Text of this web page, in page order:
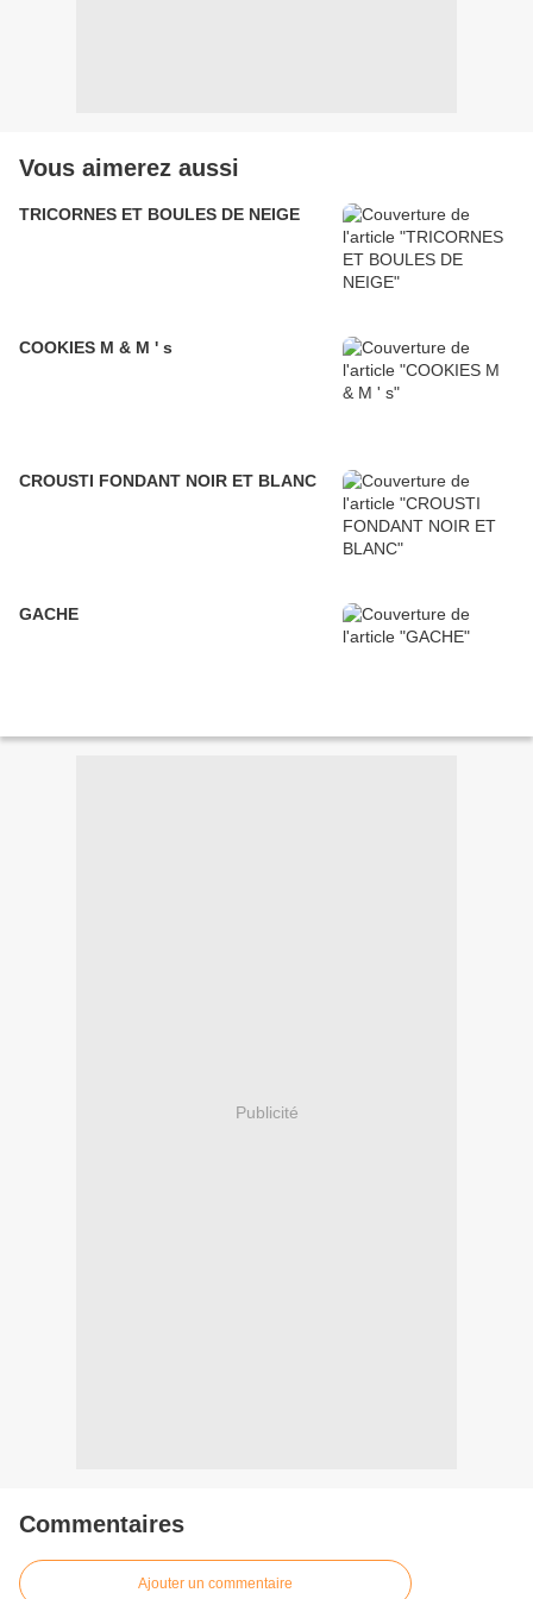
Vous aimerez aussi
TRICORNES ET BOULES DE NEIGE
COOKIES M & M ' s
CROUSTI FONDANT NOIR ET BLANC
GACHE
Publicité
Commentaires
Ajouter un commentaire